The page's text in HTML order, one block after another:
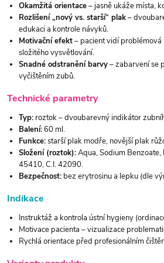
Okamžitá orientace– jasně ukáže místa,
Rozlišení „nový vs. starší“ plak–
edukaci a kontrole návyků.
Motivační efekt– pacient vidí problémová
složitého vysvětlování.
Snadné odstranění barvy– zabarvení se
vyčištěním zubů.
Technické parametry
Typ: roztok – dvoubarevný indikátor
Balení:60 ml.
Funkce:starší plak modře, novější plak
Složení (roztok):Aqua, Sodium Benzoate,
45410, C.I. 42090.
Bezpečnost: bez erytrosinu a lepku (dle
Indikace
Instruktáž a kontrola ústní hygieny
Motivace pacienta – vizualizace
Rychlá orientace před profesionálním